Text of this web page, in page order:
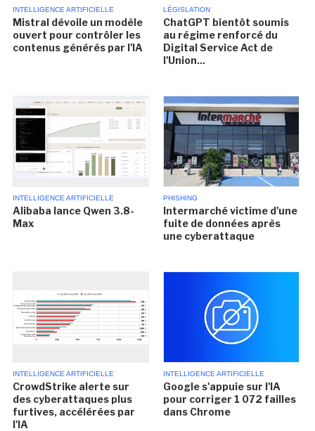
INTELLIGENCE ARTIFICIELLE
Mistral dévoile un modèle
ouvert pour contrôler les
contenus générés par l'IA
LÉGISLATION
ChatGPT bientôt soumis
au régime renforcé du
Digital Service Act de
l'Union...
INTELLIGENCE ARTIFICIELLE
Alibaba lance Qwen 3.8-
Max
PHISHING
Intermarché victime d'une
fuite de données après
une cyberattaque
INTELLIGENCE ARTIFICIELLE
CrowdStrike alerte sur
des cyberattaques plus
furtives, accélérées par
l'IA
INTELLIGENCE ARTIFICIELLE
Google s'appuie sur l'IA
pour corriger 1 072 failles
dans Chrome